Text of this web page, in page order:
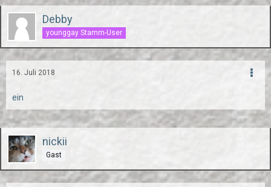
Debby
younggay Stamm-User
16. Juli 2018
ein
nickii
Gast